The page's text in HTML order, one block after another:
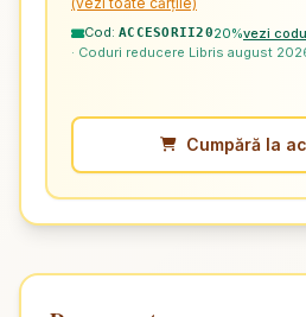
Cod: ACCESORII2020%vezi
· Coduri reducere Libris august
Cumpără la